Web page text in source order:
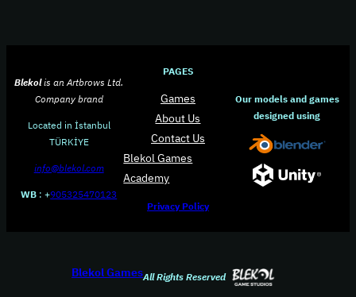
Blekolis an Artbrows Ltd.
Company brand
Located in İstanbul
TÜRKİYE
info@blekol.com
WB : +905325470123
PAGES
Games
About Us
Contact Us
Blekol Games
Academy
Privacy Policy
Our models and games
designed using
Blekol GamesAll Rights Reserved